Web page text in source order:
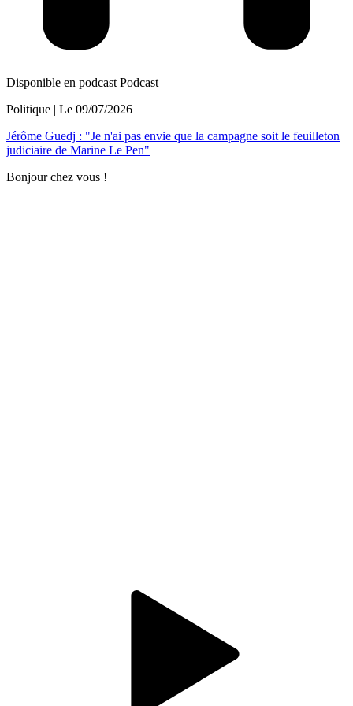
Disponible en podcast Podcast
Politique | Le 09/07/2026
Jérôme Guedj : "Je n'ai pas envie que la campagne soit le feuilleton
judiciaire de Marine Le Pen"
Bonjour chez vous !